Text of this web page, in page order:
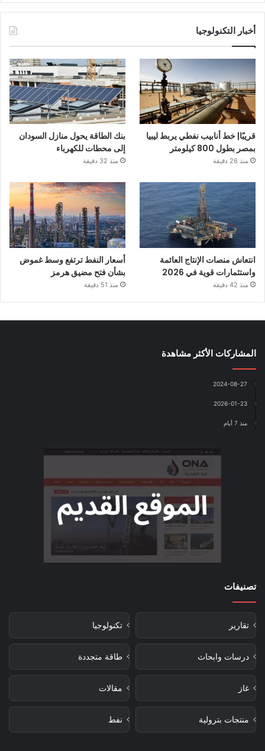
أخبار التكنولوجيا
قريبًا| خط أنابيب نفطي يربط ليبيا
بمصر بطول 800 كيلومتر
منذ 26 دقيقة
بنك الطاقة يحول منازل السودان
إلى محطات للكهرباء
منذ 32 دقيقة
انتعاش منصات الإنتاج العائمة
واستثمارات قوية في 2026
منذ 42 دقيقة
أسعار النفط ترتفع وسط غموض
بشأن فتح مضيق هرمز
منذ 51 دقيقة
المشاركات الأكثر مشاهدة
2024-08-27
2026-01-23
منذ 7 أيام
تصنيفات
تقارير تكنولوجيا
درسات وابحاث طاقة متجددة
غاز مقالات
منتجات بترولية نفط